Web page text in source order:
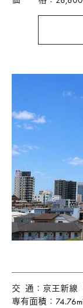
交通
京王新線
専有面積